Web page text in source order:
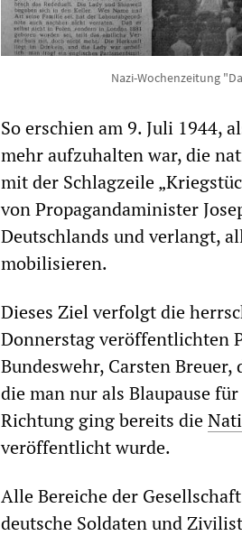
Nazi-Wochenzeitung
So erschien am 9. Juli 1944,
mehr aufzuhalten war, die
mit der Schlagzeile
von Propagandaminister
Deutschlands und verlangt,
mobilisieren.
Dieses Ziel verfolgt die
Donnerstag veröffentlichten
Bundeswehr, Carsten
die man nur als Blaupause
Richtung ging bereits die
veröffentlicht wurde.
Alle Bereiche der
deutsche Soldaten und